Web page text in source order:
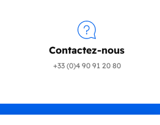
Contactez-nous
+33 (0)4 90 91 20 80